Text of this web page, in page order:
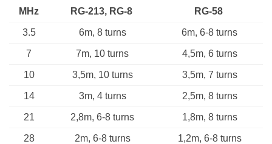
MHz
RG-213, RG-8 RG-58
3.5 6m, 8 turns 6m, 6-8 turns
7 7m, 10 turns 4,5m, 6 turns
10 3,5m, 10 turns 3,5m, 7 turns
14 3m, 4 turns 2,5m, 8 turns
21 2,8m, 6-8 turns 1,8m, 8 turns
28 2m, 6-8 turns 1,2m, 6-8 turns